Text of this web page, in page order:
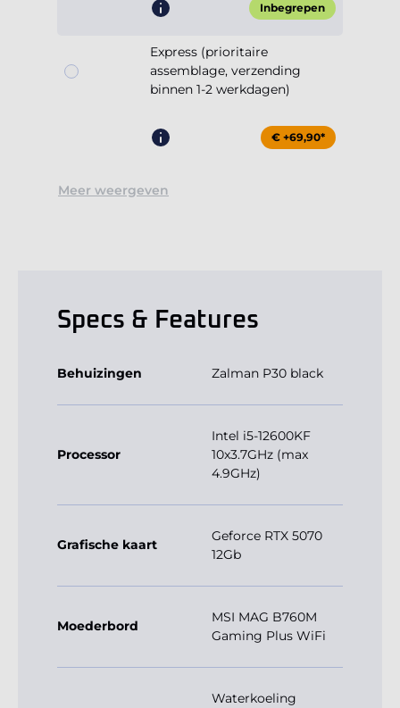
Inbegrepen
Express (prioritaire
assemblage, verzending
binnen 1-2 werkdagen)
€ +69,90*
Meer weergeven
Specs & Features
Behuizingen Zalman P30 black
Processor
Intel i5-12600KF
10x3.7GHz (max
4.9GHz)
Grafische kaart
Geforce RTX 5070
12Gb
Moederbord
MSI MAG B760M
Gaming Plus WiFi
Waterkoeling